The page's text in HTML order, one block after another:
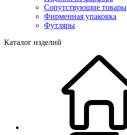
Сопутствующие товары
Фирменная упаковка
Футляры
Каталог изделий